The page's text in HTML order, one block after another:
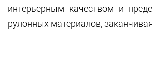
интерьерным качеством и
рулонных материалов,